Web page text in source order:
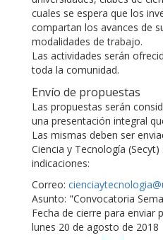
cuales se espera que los
compartan los avances de
modalidades de trabajo.
Las actividades serán
toda la comunidad.
Envío de propuestas
Las propuestas serán
una presentación integral
Las mismas deben ser
Ciencia y Tecnología
indicaciones:
Correo:
Asunto: "Convocatoria
Fecha de cierre para enviar
lunes 20 de agosto de 2018